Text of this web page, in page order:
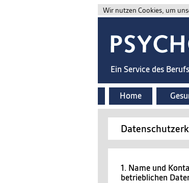
Wir nutzen Cookies, um
Ein Service des
Home
1. Name und
betrieblichen